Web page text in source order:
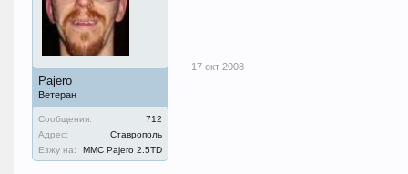
Pajero
Ветеран
Сообщения:
712
Адрес:
Ставрополь
Езжу на:
MMC Pajero 2.5TD
17 окт 2008